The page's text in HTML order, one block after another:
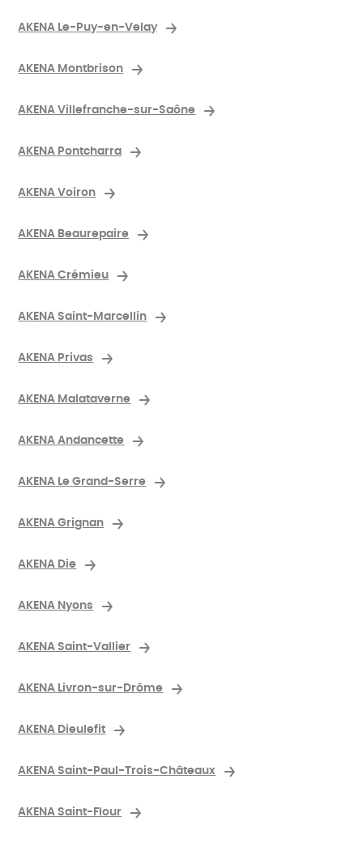
AKENA Le-Puy-en-Velay
AKENA Montbrison
AKENA Villefranche-sur-Saône
AKENA Pontcharra
AKENA Voiron
AKENA Beaurepaire
AKENA Crémieu
AKENA Saint-Marcellin
AKENA Privas
AKENA Malataverne
AKENA Andancette
AKENA Le Grand-Serre
AKENA Grignan
AKENA Die
AKENA Nyons
AKENA Saint-Vallier
AKENA Livron-sur-Drôme
AKENA Dieulefit
AKENA Saint-Paul-Trois-Châteaux
AKENA Saint-Flour